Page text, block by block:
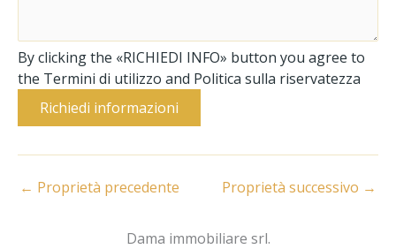
By clicking the «RICHIEDI INFO» button you agree to
the Termini di utilizzo and Politica sulla riservatezza
Richiedi informazioni
← Proprietà precedente Proprietà successivo →
Dama immobiliare srl.